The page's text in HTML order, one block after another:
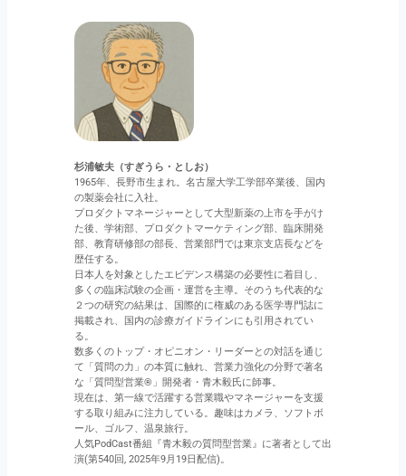
杉浦敏夫（すぎうら・としお）
1965年、長野市生まれ。名古屋大学工学部卒業後、国内
の製薬会社に入社。
プロダクトマネージャーとして大型新薬の上市を手がけ
た後、学術部、プロダクトマーケティング部、臨床開発
部、教育研修部の部長、営業部門では東京支店長などを
歴任する。
日本人を対象としたエビデンス構築の必要性に着目し、
多くの臨床試験の企画・運営を主導。そのうち代表的な
２つの研究の結果は、国際的に権威のある医学専門誌に
掲載され、国内の診療ガイドラインにも引用されてい
る。
数多くのトップ・オピニオン・リーダーとの対話を通じ
て「質問の力」の本質に触れ、営業力強化の分野で著名
な「質問型営業®」開発者・青木毅氏に師事。
現在は、第一線で活躍する営業職やマネージャーを支援
する取り組みに注力している。趣味はカメラ、ソフトボ
ール、ゴルフ、温泉旅行。
人気PodCast番組『青木毅の質問型営業』に著者として出
演(第540回, 2025年9月19日配信)。